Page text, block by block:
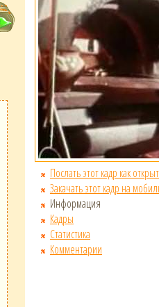
Послать этот кадр как
Закачать этот кадр на
Информация
Кадры
Статистика
Комментарии